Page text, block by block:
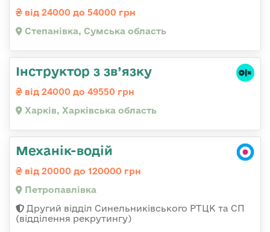
від 24000 до 54000 грн
Степанівка, Сумська область
Інструктор з зв’язку
від 24000 до 49550 грн
Харків, Харківська область
Механік-водій
від 20000 до 120000 грн
Петропавлівка
Другий відділ Синельниківського РТЦК та СП
(відділення рекрутингу)